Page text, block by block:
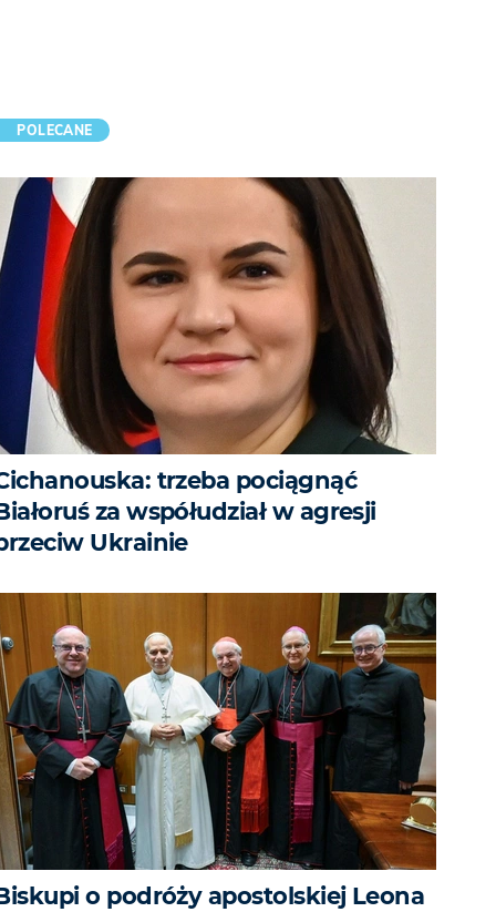
POLECANE
trzeba pociągnąć
za współudział w agresji
Ukrainie
o podróży apostolskiej Leona